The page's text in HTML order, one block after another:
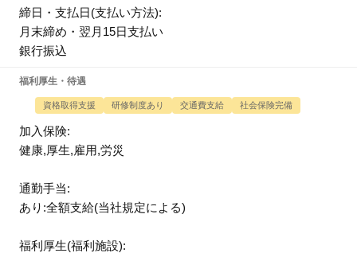
締日・支払日(支払い方法):
月末締め・翌月15日支払い
銀行振込
福利厚生・待遇
資格取得支援 研修制度あり 交通費支給 社会保険完備
加入保険:
健康,厚生,雇用,労災
通勤手当:
あり:全額支給(当社規定による)
福利厚生(福利施設):